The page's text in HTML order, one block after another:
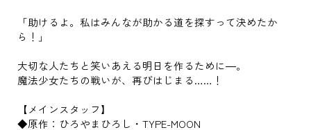
「助けるよ。私はみんなが助かる道を探すって決めたか
ら！」
大切な人たちと笑いあえる明日を作るために―。
魔法少女たちの戦いが、再びはじまる……！
【メインスタッフ】
◆原作：ひろやまひろし・TYPE-MOON